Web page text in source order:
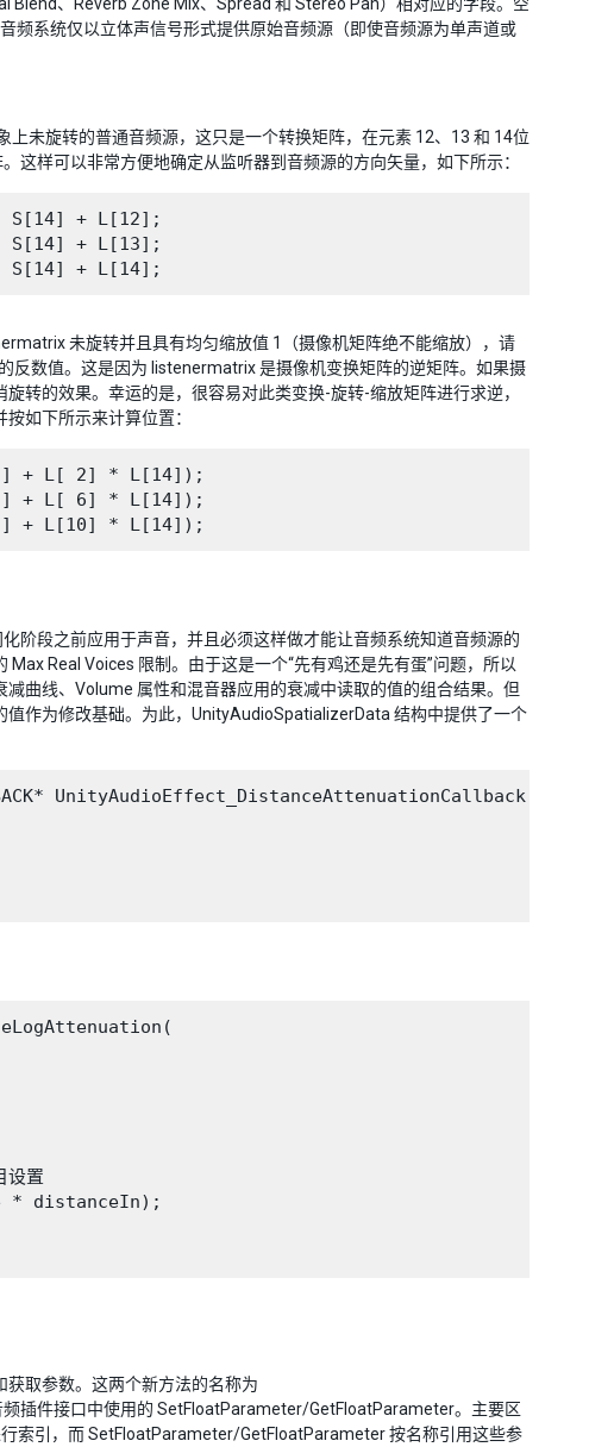
频系统仅以立体声信号形式提供原始音频源（即使音频源为单声道或
未旋转的普通音频源，这只是一个转换矩阵，在元素 12、13 和 14位
样可以非常方便地确定从监听器到音频源的方向矢量，如下所示：
+ L[12];
+ L[13];
未旋转并且具有均匀缩放值 1（摄像机矩阵绝不能缩放），请
反数值。这是因为 listenermatrix 是摄像机变换矩阵的逆矩阵。如果摄
转的效果。幸运的是，很容易对此类变换-旋转-缩放矩阵进行求逆，
如下所示来计算位置：
+ L[ 2] * L[14]);
+ L[ 6] * L[14]);
阶段之前应用于声音，并且必须这样做才能让音频系统知道音频源的
Real Voices 限制。由于这是一个“先有鸡还是先有蛋”问题，所以
曲线、Volume 属性和混音器应用的衰减中读取的值的组合结果。但
作为修改基础。为此，UnityAudioSpatializerData 结构中提供了一个
UnityAudioEffect_DistanceAttenuationCallback)(
置
* distanceIn);
取参数。这两个新方法的名称为
插件接口中使用的 SetFloatParameter/GetFloatParameter。主要区
索引，而 SetFloatParameter/GetFloatParameter 按名称引用这些参